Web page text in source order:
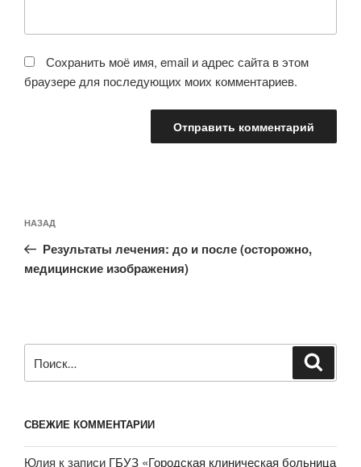
Сохранить моё имя, email и адрес сайта в этом
браузере для последующих моих комментариев.
по
записям
Предыдущая
запись:
НАЗАД
Результаты лечения: до и после (осторожно,
медицинские изображения)
СВЕЖИЕ КОММЕНТАРИИ
Юлия к записи ГБУЗ «Городская клиническая больница